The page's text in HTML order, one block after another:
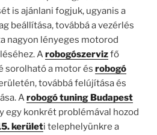
is ajánlani fogjuk, ugyanis a
beállítása, továbbá a vezérlés
nagyon lényeges motorod
Arobogószervizfő
sorolható a motor és robogó
továbbá felújítása és
Arobogó tuning Budapest
egy konkrét problémával hozod
kerületi telephelyünkre a